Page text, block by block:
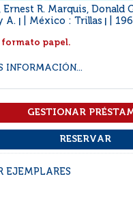
Ernest R. Marquis, Donald
A.
México : Trillas
formato papel.
INFORMACIÓN...
EJEMPLARES